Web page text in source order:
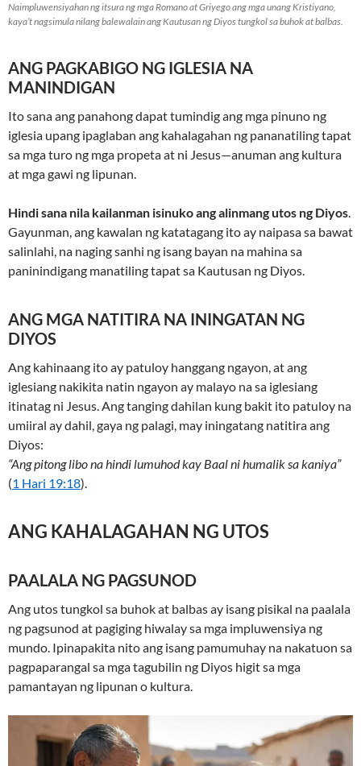
Naimpluwensiyahan ng itsura ng mga Romano at Griyego ang mga unang Kristiyano,
kaya’t nagsimula nilang balewalain ang Kautusan ng Diyos tungkol sa buhok at balbas.
ANG PAGKABIGO NG IGLESIA NA
MANINDIGAN
Ito sana ang panahong dapat tumindig ang mga pinuno ng
iglesia upang ipaglaban ang kahalagahan ng pananatiling tapat
sa mga turo ng mga propeta at ni Jesus—anuman ang kultura
at mga gawi ng lipunan.
Hindi sana nila kailanman isinuko ang alinmang utos ng Diyos.
Gayunman, ang kawalan ng katatagang ito ay naipasa sa bawat
salinlahi, na naging sanhi ng isang bayan na mahina sa
paninindigang manatiling tapat sa Kautusan ng Diyos.
ANG MGA NATITIRA NA ININGATAN NG
DIYOS
Ang kahinaang ito ay patuloy hanggang ngayon, at ang
iglesiang nakikita natin ngayon ay malayo na sa iglesiang
itinatag ni Jesus. Ang tanging dahilan kung bakit ito patuloy na
umiiral ay dahil, gaya ng palagi, may iningatang natitira ang
Diyos:
“Ang pitong libo na hindi lumuhod kay Baal ni humalik sa kaniya”
(1 Hari 19:18).
ANG KAHALAGAHAN NG UTOS
PAALALA NG PAGSUNOD
Ang utos tungkol sa buhok at balbas ay isang pisikal na paalala
ng pagsunod at pagiging hiwalay sa mga impluwensiya ng
mundo. Ipinapakita nito ang isang pamumuhay na nakatuon sa
pagpaparangal sa mga tagubilin ng Diyos higit sa mga
pamantayan ng lipunan o kultura.